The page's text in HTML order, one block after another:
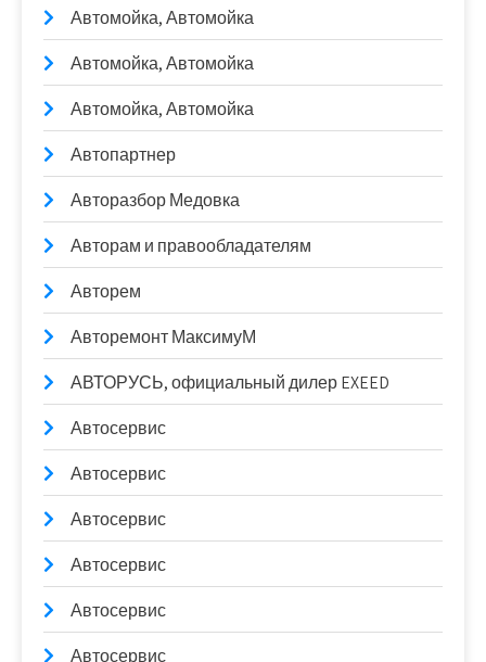
Автомойка, Автомойка
Автомойка, Автомойка
Автомойка, Автомойка
Автопартнер
Авторазбор Медовка
Авторам и правообладателям
Авторем
Авторемонт МаксимуМ
АВТОРУСЬ, официальный дилер EXEED
Автосервис
Автосервис
Автосервис
Автосервис
Автосервис
Автосервис